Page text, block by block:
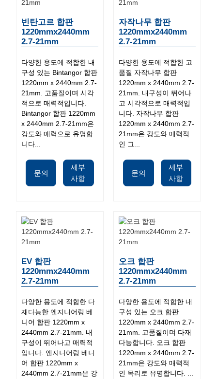
빈탄고르 합판
1220mmx2440mm
2.7-21mm
다양한 용도에 적합한 내
구성 있는 Bintangor 합판
1220mm x 2440mm 2.7-
21mm. 고품질이며 시각
적으로 매력적입니다.
Bintangor 합판 1220mm
x 2440mm 2.7-21mm은
강도와 ​​매력으로 유명합
니다...
문의
세부
사항
자작나무 합판
1220mmx2440mm
2.7-21mm
다양한 용도에 적합한 고
품질 자작나무 합판
1220mm x 2440mm 2.7-
21mm. 내구성이 뛰어나
고 시각적으로 매력적입
니다. 자작나무 합판
1220mm x 2440mm 2.7-
21mm은 강도와 ​​매력적
인 그...
문의
세부
사항
EV 합판
1220mmx2440mm
2.7-21mm
다양한 용도에 적합한 다
재다능한 엔지니어링 베
니어 합판 1220mm x
2440mm 2.7-21mm. 내
구성이 뛰어나고 매력적
입니다. 엔지니어링 베니
어 합판 1220mm x
2440mm 2.7-21mm은 강
오크 합판
1220mmx2440mm
2.7-21mm
다양한 용도에 적합한 내
구성 있는 오크 합판
1220mm x 2440mm 2.7-
21mm. 고품질이며 다재
다능합니다. 오크 합판
1220mm x 2440mm 2.7-
21mm은 강도와 ​​매력적
인 목리로 유명합니다. ...